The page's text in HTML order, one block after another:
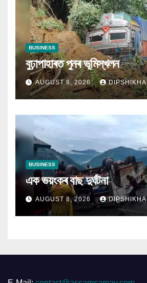
BUSINESS
বুঢ়াপাহাৰত পুনৰ ভূমিস্খলন
AUGUST 8, 2026 DIPSHIKHA
BUSINESS
এক ভয়ংকৰ বাছ দুৰ্ঘটনা
AUGUST 8, 2026 DIPSHIKHA